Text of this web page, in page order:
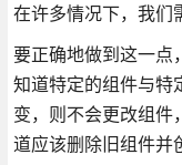
在许多情况下，我们
要正确地做到这一点
知道特定的组件与特
变，则不会更改组
道应该删除旧组件并